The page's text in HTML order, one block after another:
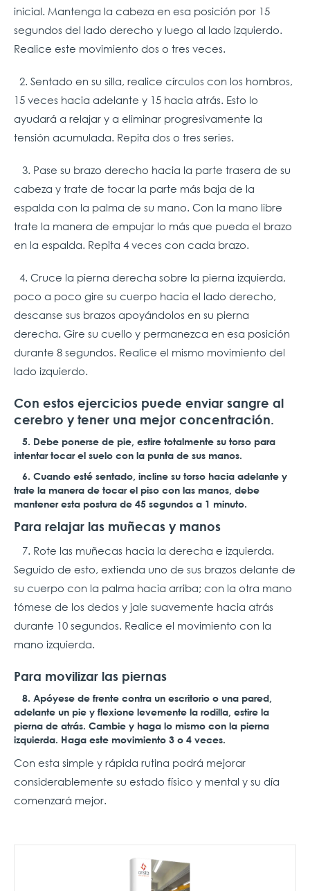
inicial. Mantenga la cabeza en esa posición por 15
segundos del lado derecho y luego al lado izquierdo.
Realice este movimiento dos o tres veces.
2. Sentado en su silla, realice círculos con los hombros,
15 veces hacia adelante y 15 hacia atrás. Esto lo
ayudará a relajar y a eliminar progresivamente la
tensión acumulada. Repita dos o tres series.
3. Pase su brazo derecho hacia la parte trasera de su
cabeza y trate de tocar la parte más baja de la
espalda con la palma de su mano. Con la mano libre
trate la manera de empujar lo más que pueda el brazo
en la espalda. Repita 4 veces con cada brazo.
4. Cruce la pierna derecha sobre la pierna izquierda,
poco a poco gire su cuerpo hacia el lado derecho,
descanse sus brazos apoyándolos en su pierna
derecha. Gire su cuello y permanezca en esa posición
durante 8 segundos. Realice el mismo movimiento del
lado izquierdo.
Con estos ejercicios puede enviar sangre al
cerebro y tener una mejor concentración.
5. Debe ponerse de pie, estire totalmente su torso para
intentar tocar el suelo con la punta de sus manos.
6. Cuando esté sentado, incline su torso hacia adelante y
trate la manera de tocar el piso con las manos, debe
mantener esta postura de 45 segundos a 1 minuto.
Para relajar las muñecas y manos
7. Rote las muñecas hacia la derecha e izquierda.
Seguido de esto, extienda uno de sus brazos delante de
su cuerpo con la palma hacia arriba; con la otra mano
tómese de los dedos y jale suavemente hacia atrás
durante 10 segundos. Realice el movimiento con la
mano izquierda.
Para movilizar las piernas
8. Apóyese de frente contra un escritorio o una pared,
adelante un pie y flexione levemente la rodilla, estire la
pierna de atrás. Cambie y haga lo mismo con la pierna
izquierda. Haga este movimiento 3 o 4 veces.
Con esta simple y rápida rutina podrá mejorar
considerablemente su estado físico y mental y su día
comenzará mejor.